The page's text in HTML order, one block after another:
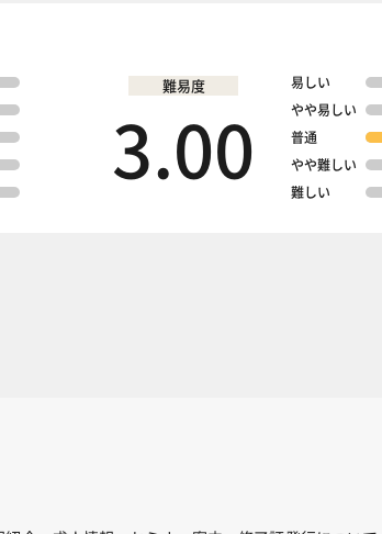
難易度
3.00
易しい
やや易しい
普通
やや難しい
難しい